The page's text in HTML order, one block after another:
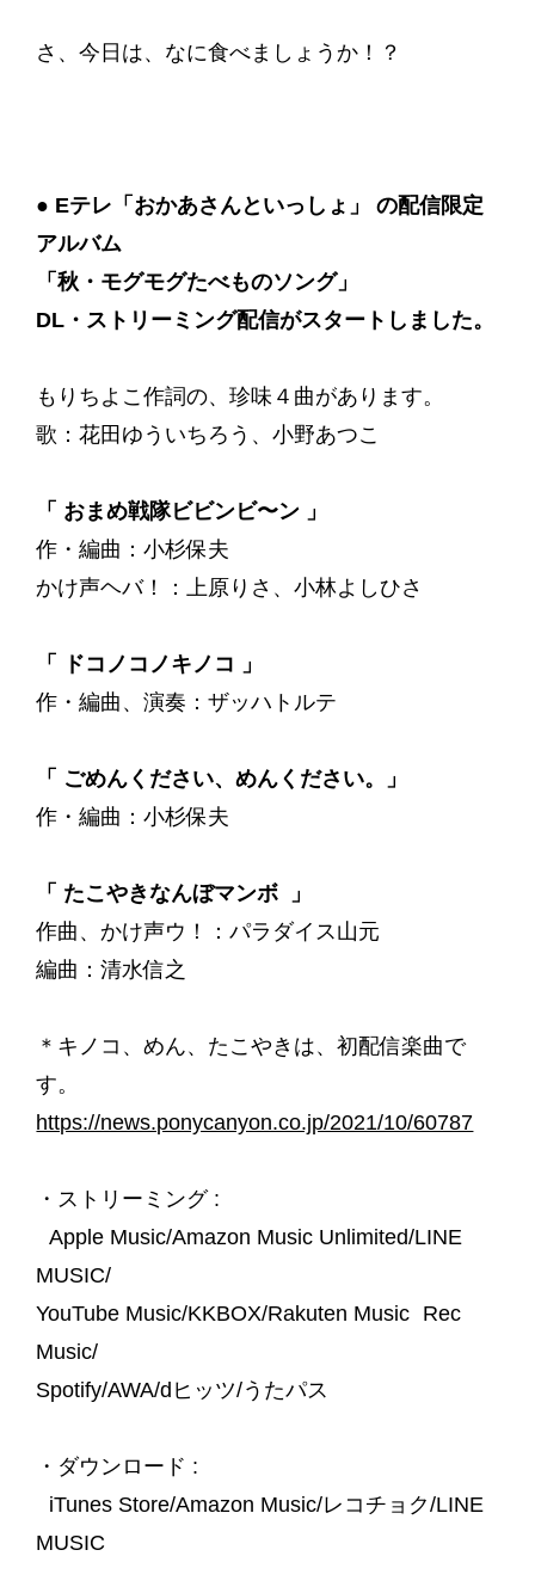
さ、今日は、なに食べましょうか！？
● Eテレ「おかあさんといっしょ」 の配信限定
アルバム
「秋・モグモグたべものソング」
DL・ストリーミング配信がスタートしました。
もりちよこ作詞の、珍味４曲があります。
歌：花田ゆういちろう、小野あつこ
「 おまめ戦隊ビビンビ〜ン 」
作・編曲：小杉保夫
かけ声ヘバ！：上原りさ、小林よしひさ
「 ドコノコノキノコ 」
作・編曲、演奏：ザッハトルテ
「 ごめんください、めんください。」
作・編曲：小杉保夫
「 たこやきなんぼマンボ 」
作曲、かけ声ウ！：パラダイス山元
編曲：清水信之
＊キノコ、めん、たこやきは、初配信楽曲で
す。
https://news.ponycanyon.co.jp/2021/10/60787
・ストリーミング :
Apple Music/Amazon Music Unlimited/LINE
MUSIC/
YouTube Music/KKBOX/Rakuten Music Rec
Music/
Spotify/AWA/dヒッツ/うたパス
・ダウンロード :
iTunes Store/Amazon Music/レコチョク/LINE
MUSIC